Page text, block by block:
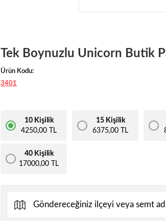
Tek Boynuzlu Unicorn Butik
Ürün Kodu:
3401
10 Kişilik
4250,00 TL
15 Kişilik
6375,00 TL
40 Kişilik
17000,00 TL